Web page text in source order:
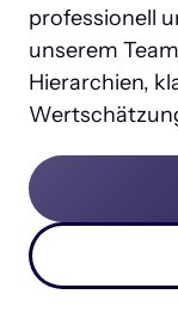
professionell
unserem
Hierarchien,